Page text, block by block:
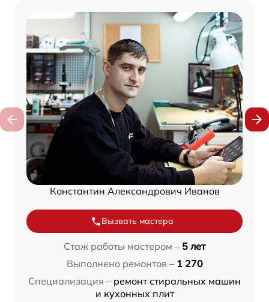
Константин Александрович Иванов
Вызвать мастера
Стаж работы мастером – 5 лет
Выполнено ремонтов – 1 270
Специализация – ремонт стиральных машин
и кухонных плит